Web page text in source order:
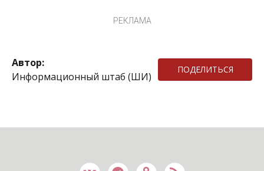
РЕКЛАМА
Автор:
Информационный штаб (ШИ)
ПОДЕЛИТЬСЯ